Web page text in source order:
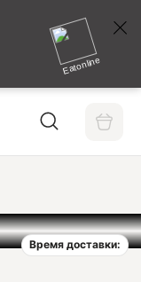
Eatonline
Время доставки: